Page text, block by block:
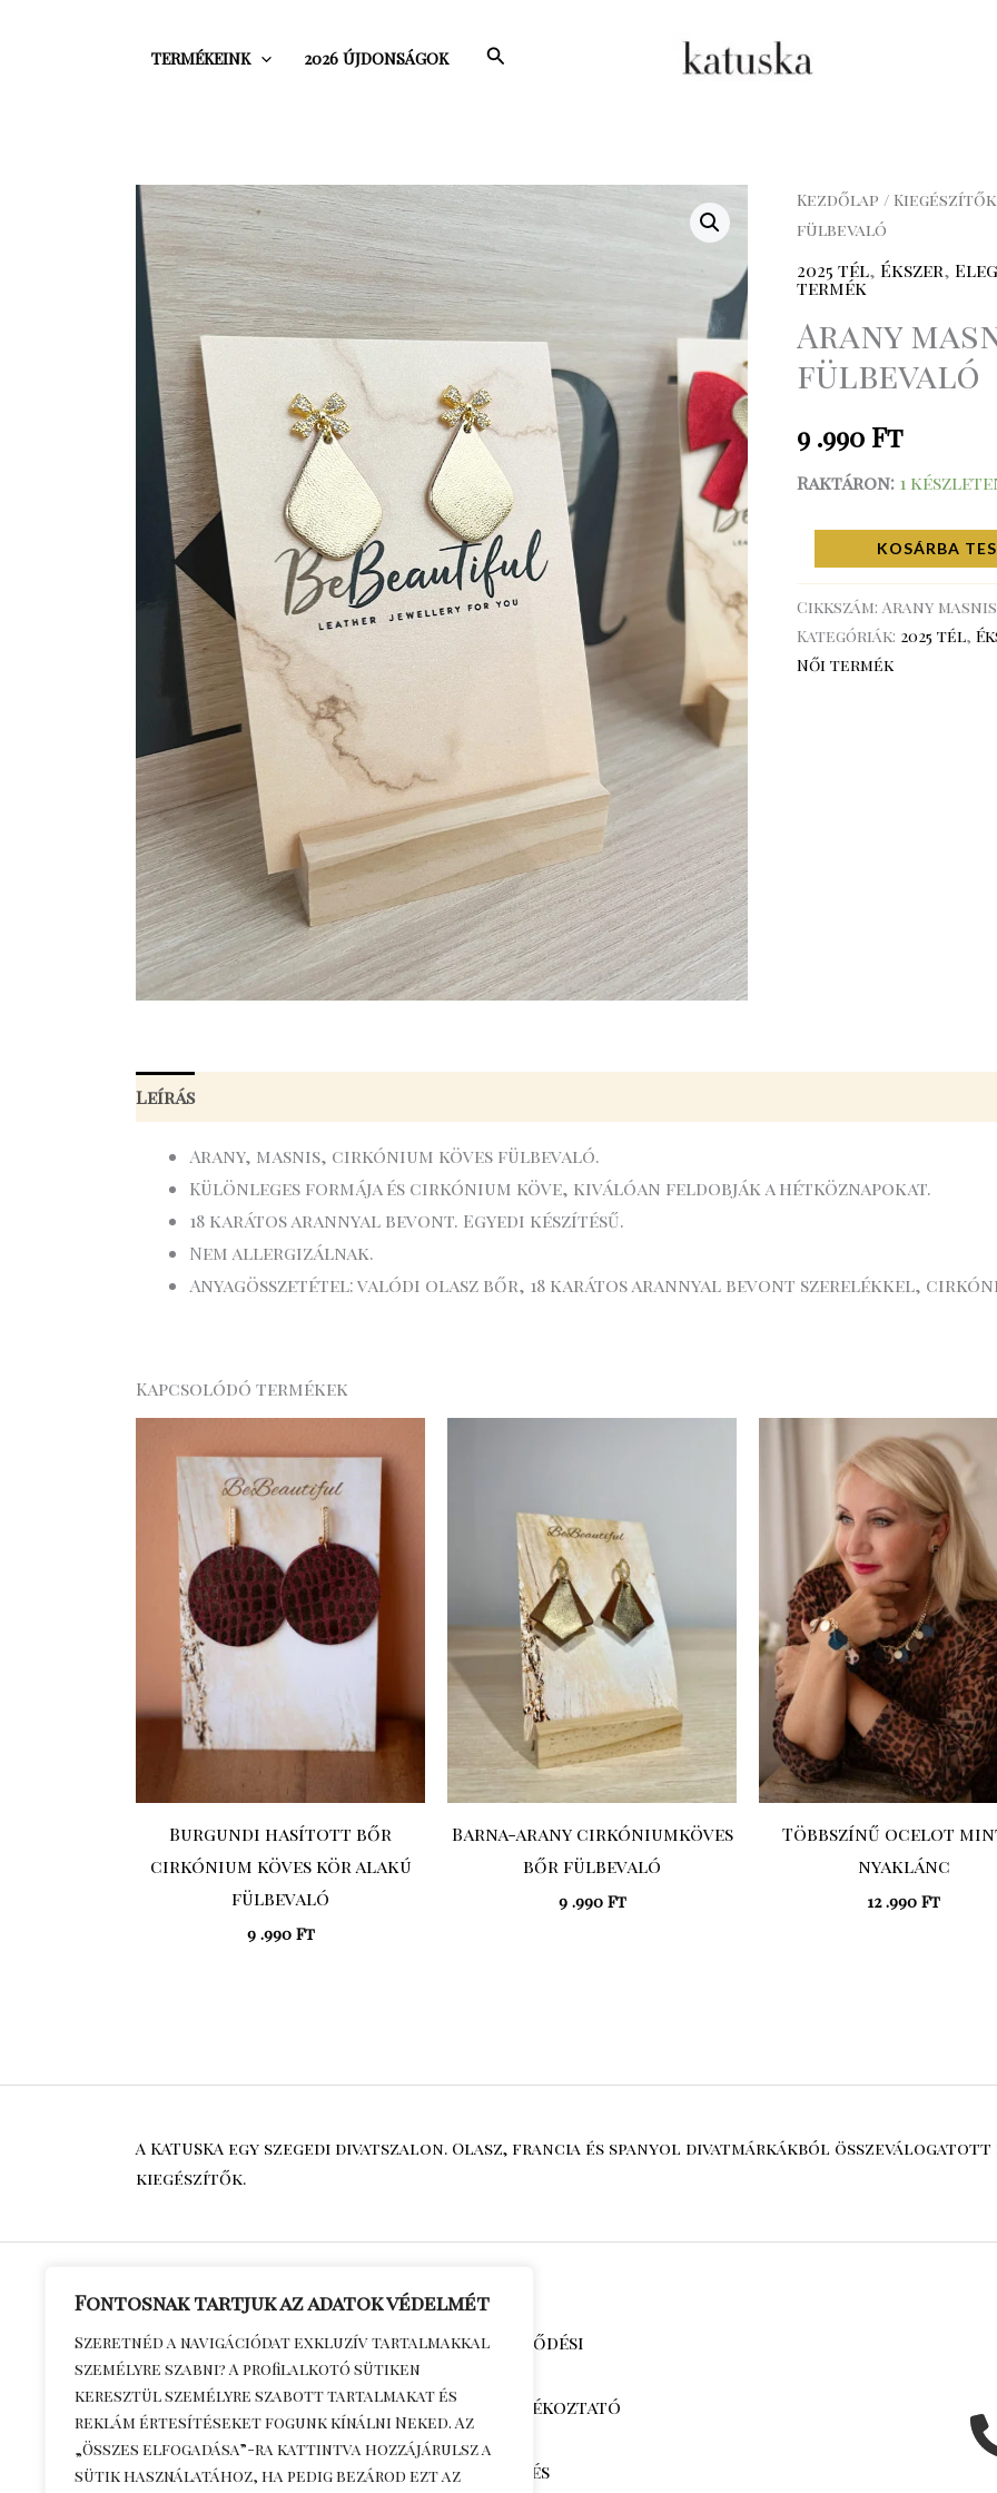
Fontosnak tartjuk az adatok védelmét
Szeretnéd a navigációdat exkluzív tartalmakkal
személyre szabni? A profilalkotó sütiken
keresztül személyre szabott tartalmakat és
reklám értesítéseket fogunk kínálni Neked. Az
„Összes elfogadása”-ra kattintva hozzájárulsz a
sütik használatához, ha pedig bezárod ezt az
TERMÉKEINK 2026 ÚJDONSÁGOK Search
Kezdőlap / Kiegészítők
fülbevaló
2025 tél, Ékszer,
termék
Arany
fülbevaló
9 .990 Ft
Raktáron: 1
Arany
masnis
cirkónium
köves
fülbevaló
mennyiség
KOSÁRBA
Cikkszám: Arany
Kategóriák: 2025 tél,
Női termék
Leírás
Arany, masnis, cirkónium köves fülbevaló.
Különleges formája és cirkónium köve, kiválóan feldobják a hétköznapokat.
18 karátos arannyal bevont. Egyedi készítésű.
Nem allergizálnak.
Anyagösszetétel: valódi olasz bőr, 18 karátos arannyal bevont szerelékkel,
Kapcsolódó termékek
Burgundi hasított bőr
cirkónium köves kör alakú
fülbevaló
9 .990 Ft
Barna-arany cirkóniumköves
bőr fülbevaló
9 .990 Ft
Többszínű ocelot
nyaklánc
12 .990 Ft
A KATUSKA egy szegedi divatszalon. Olasz, francia és spanyol divatmárkákból
kiegészítők.
Általános Szerződési
Feltételek
Adatkezelési tájékoztató
Kapcsolat
Szállítási díjak és